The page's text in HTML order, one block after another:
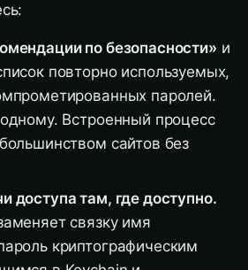
по безопасности» и
повторно используемых,
паролей.
Встроенный процесс
сайтов без
доступа там, где доступно.
связку имя
криптографическим